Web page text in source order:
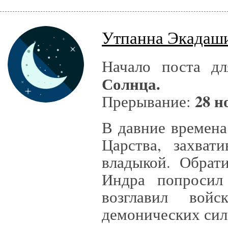
Утпанна
Начало поста
Солнца.
Прерывание: 28
В давние
Царства,
владыкой.
Индра
возглавил
демонических